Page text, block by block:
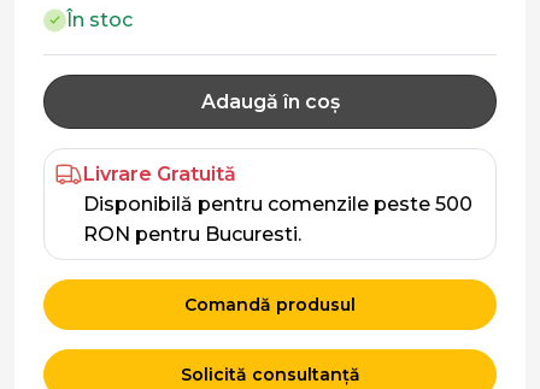
În stoc
Adaugă în coș
Livrare Gratuită
Disponibilă pentru comenzile peste 500
RON pentru Bucuresti.
Comandă produsul
Solicită consultanță